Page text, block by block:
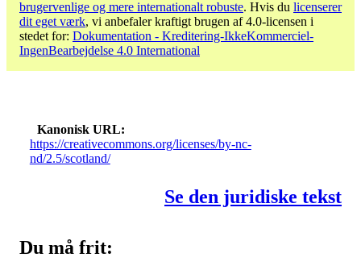
brugervenlige og mere internationalt robuste. Hvis du licenserer
dit eget værk, vi anbefaler kraftigt brugen af ​​4.0-licensen i
stedet for: Dokumentation - Kreditering-IkkeKommerciel-
IngenBearbejdelse 4.0 International
Kanonisk URL
https://creativecommons.org/licenses/by-nc-
nd/2.5/scotland/
Se den juridiske tekst
Du må frit: